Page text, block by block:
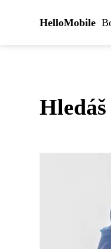
HelloMobile